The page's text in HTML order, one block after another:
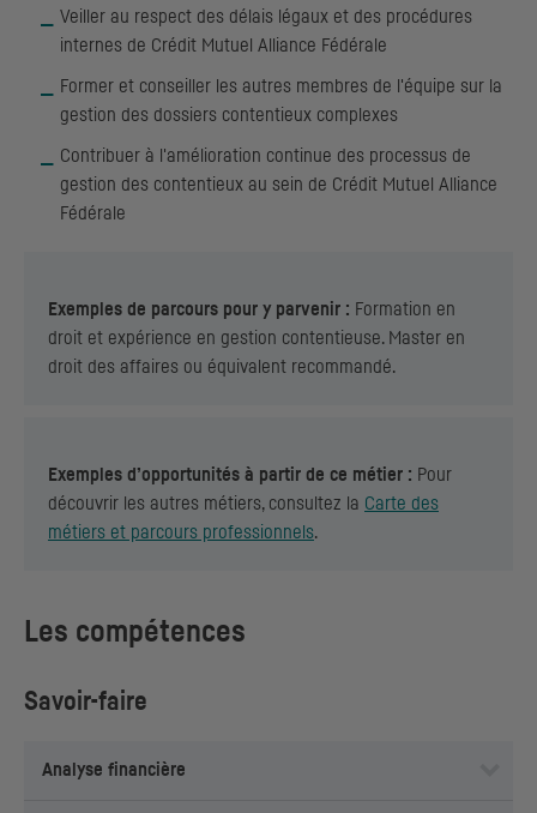
Veiller au respect des délais légaux et des procédures
internes de Crédit Mutuel Alliance Fédérale
Former et conseiller les autres membres de l'équipe sur la
gestion des dossiers contentieux complexes
Contribuer à l'amélioration continue des processus de
gestion des contentieux au sein de Crédit Mutuel Alliance
Fédérale
Exemples de parcours pour y parvenir : Formation en
droit et expérience en gestion contentieuse. Master en
droit des affaires ou équivalent recommandé.
Exemples d’opportunités à partir de ce métier : Pour
découvrir les autres métiers, consultez la Carte des
métiers et parcours professionnels.
Les compétences
Savoir-faire
Analyse financière